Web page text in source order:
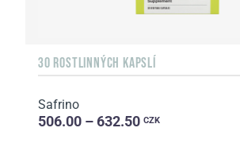
30 ROSTLINNÝCH KAPSLÍ
Safrino
506.00 – 632.50 CZK